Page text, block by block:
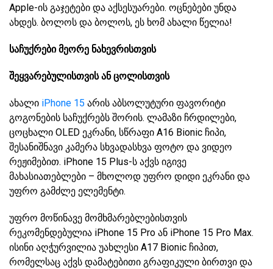
Apple-ის გაჯეტები და აქსესუარები. ოცნებები უნდა
ახდეს. ბოლოს და ბოლოს, ეს ხომ ახალი წელია!
საჩუქრები მეორე ნახევრისთვის
შეყვარებულისთვის ან ცოლისთვის
ახალი iPhone 15 არის აბსოლუტური ფავორიტი
გოგონების საჩუქრებს შორის. ლამაზი ჩრდილები,
ცოცხალი OLED ეკრანი, სწრაფი A16 Bionic ჩიპი,
შესანიშნავი კამერა სხვადასხვა ფოტო და ვიდეო
რეჟიმებით. iPhone 15 Plus-ს აქვს იგივე
მახასიათებლები – მხოლოდ უფრო დიდი ეკრანი და
უფრო გამძლე ელემენტი.
უფრო მოწინავე მომხმარებლებისთვის
რეკომენდებულია iPhone 15 Pro ან iPhone 15 Pro Max.
ისინი აღჭურვილია უახლესი A17 Bionic ჩიპით,
რომელსაც აქვს დამატებითი გრაფიკული ბირთვი და